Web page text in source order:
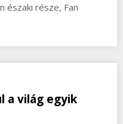
északi része, Fan
a világ egyik